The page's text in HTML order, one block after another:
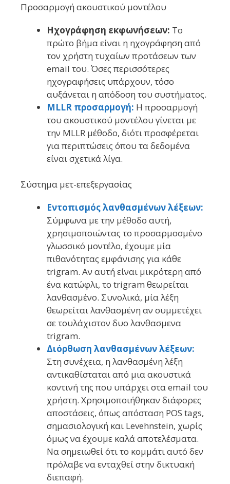
Προσαρμογή ακουστικού μοντέλου
Ηχογράφηση εκφωνήσεων: Το
πρώτο βήμα είναι η ηχογράφηση από
τον χρήστη τυχαίων προτάσεων των
email του. Όσες περισσότερες
ηχογραφήσεις υπάρχουν, τόσο
αυξάνεται η απόδοση του συστήματος.
MLLR προσαρμογή: Η προσαρμογή
του ακουστικού μοντέλου γίνεται με
την MLLR μέθοδο, διότι προσφέρεται
για περιπτώσεις όπου τα δεδομένα
είναι σχετικά λίγα.
Σύστημα μετ-επεξεργασίας
Εντοπισμός λανθασμένων λέξεων:
Σύμφωνα με την μέθοδο αυτή,
χρησιμοποιώντας το προσαρμοσμένο
γλωσσικό μοντέλο, έχουμε μία
πιθανότητας εμφάνισης για κάθε
trigram. Αν αυτή είναι μικρότερη από
ένα κατώφλι, το trigram θεωρείται
λανθασμένο. Συνολικά, μία λέξη
θεωρείται λανθασμένη αν συμμετέχει
σε τουλάχιστον δυο λανθασμενα
trigram.
Διόρθωση λανθασμένων λέξεων:
Στη συνέχεια, η λανθασμένη λέξη
αντικαθίσταται από μια ακουστικά
κοντινή της που υπάρχει στα email του
χρήστη. Χρησιμοποιήθηκαν διάφορες
αποστάσεις, όπως απόσταση POS tags,
σημασιολογική και Levehnstein, χωρίς
όμως να έχουμε καλά αποτελέσματα.
Να σημειωθεί ότι το κομμάτι αυτό δεν
πρόλαβε να ενταχθεί στην δικτυακή
διεπαφή.